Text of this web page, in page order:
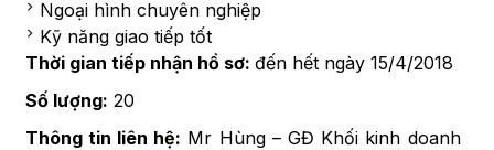
Ngoại hình chuyên nghiệp
Kỹ năng giao tiếp tốt
Thời gian tiếp nhận hồ sơ: đến hết ngày 15/4/2018
Số lượng: 20
Thông tin liên hệ: Mr Hùng – GĐ Khối kinh doanh